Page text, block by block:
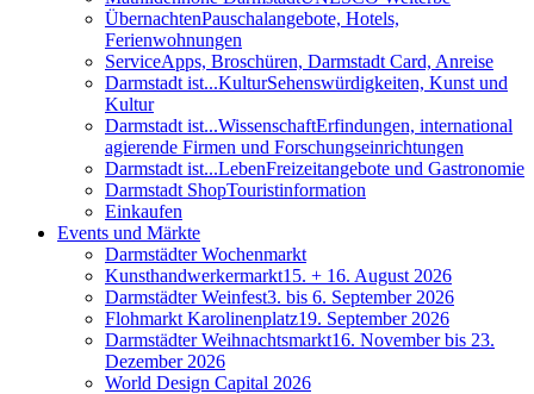
ÜbernachtenPauschalangebote, Hotels,
Ferienwohnungen
ServiceApps, Broschüren, Darmstadt Card, Anreise
Darmstadt ist...KulturSehenswürdigkeiten, Kunst und
Kultur
Darmstadt ist...WissenschaftErfindungen, international
agierende Firmen und Forschungseinrichtungen
Darmstadt ist...LebenFreizeitangebote und Gastronomie
Darmstadt ShopTouristinformation
Einkaufen
Events und Märkte
Darmstädter Wochenmarkt
Kunsthandwerkermarkt15. + 16. August 2026
Darmstädter Weinfest3. bis 6. September 2026
Flohmarkt Karolinenplatz19. September 2026
Darmstädter Weihnachtsmarkt16. November bis 23.
Dezember 2026
World Design Capital 2026